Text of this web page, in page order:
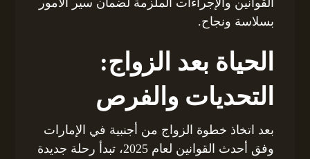
بسلاسة ونجاح.
الحياة بعد الزواج:
التحديات والفرص
بعد اتخاذ خطوة الزواج من أجنبية في الإمارات
وفق أحدث القوانين لعام 2025، تبدأ رحلة جديدة